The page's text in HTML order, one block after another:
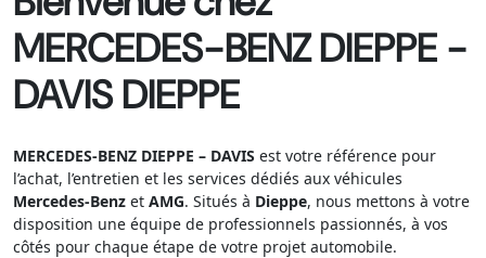
MERCEDES-BENZ DIEPPE -
DAVIS DIEPPE
MERCEDES-BENZ DIEPPE – DAVIS est votre référence pour
l’achat, l’entretien et les services dédiés aux véhicules
Mercedes-Benz et AMG. Situés à Dieppe, nous mettons à votre
disposition une équipe de professionnels passionnés, à vos
côtés pour chaque étape de votre projet automobile.